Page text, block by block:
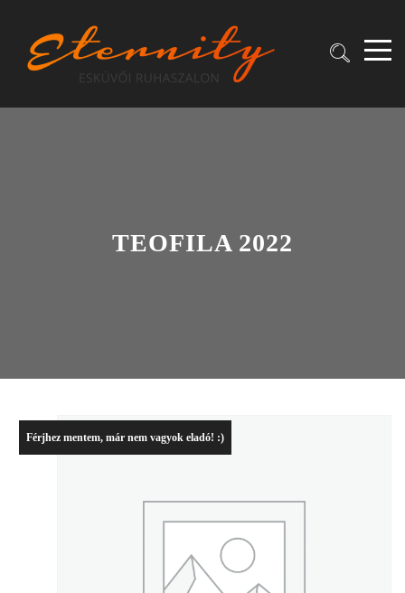
TEOFILA 2022
Férjhez mentem, már nem vagyok eladó! :)